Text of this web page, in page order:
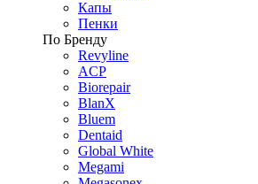
Капы
Пенки
По Бренду
Revyline
ACP
Biorepair
BlanX
Bluem
Dentaid
Global White
Megami